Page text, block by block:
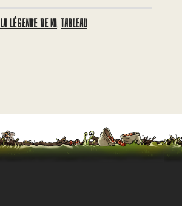
LA LÉGENDE DE MI, TABLEAU